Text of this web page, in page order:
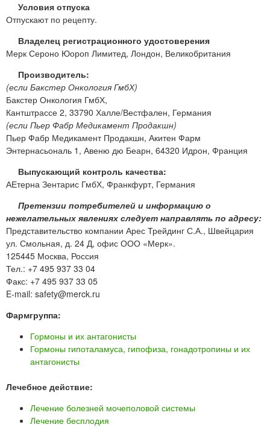
Условия отпуска
Отпускают по рецепту.
Владелец регистрационного удостоверения
Мерк Сероно Юороп Лимитед, Лондон, Великобритания
Производитель:
(если Бакстер Онкология ГмбХ)
Бакстер Онкология ГмбХ,
Кантштрассе 2, 33790 Халле/Вестфален, Германия
(если Пьер Фабр Медикамент Продакшн)
Пьер Фабр Медикамент Продакшн, Акитен Фарм
Энтернасьональ 1, Авеню дю Беарн, 64320 Идрон, Франция
Выпускающий контроль качества:
АЕтерна Зентарис ГмбХ, Франкфурт, Германия
Претензии потребителей и информацию о
нежелательных явлениях следует направлять по адресу:
Представительство компании Арес Трейдинг С.А., Швейцария
ул. Смольная, д. 24 Д, офис ООО «Мерк».
125445 Москва, Россия
Тел.: +7 495 937 33 04
Факс: +7 495 937 33 05
E-mail: safety@merck.ru
Фармгруппа:
Гормоны и их антагонисты
Гормоны гипоталамуса, гипофиза, гонадотропины и их
антагонисты
Лечебное действие:
Лечение болезней мочеполовой системы
Лечение бесплодия